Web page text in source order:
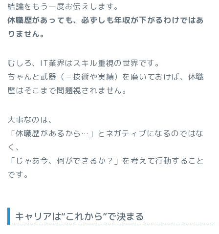
結論をもう一度お伝えします。
休職歴があっても、必ずしも年収が下がるわけではあ
りません。
むしろ、IT業界はスキル重視の世界です。
ちゃんと武器（＝技術や実績）を磨いておけば、休職
歴はそこまで問題視されません。
大事なのは、
「休職歴があるから…」とネガティブになるのではな
く、
「じゃあ今、何ができるか？」を考えて行動すること
です。
キャリアは“これから”で決まる